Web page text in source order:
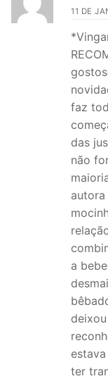
11 DE
faz
das
não
a
ter